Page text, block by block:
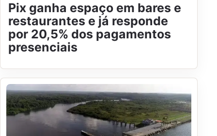
Pix ganha espaço em bares e
restaurantes e já responde
por 20,5% dos pagamentos
presenciais